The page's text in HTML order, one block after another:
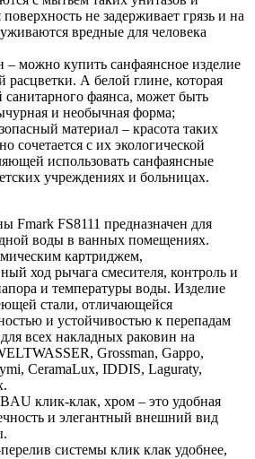
не задерживает грязь и на
вредные для человека
– можно купить санфаянсное изделие
А белой глине, которая
санитарного фаянса, может быть
и необычная форма;
материал – красота таких
сочетается с их экологической
использовать санфаянсные
учреждениях и больницах.
Fmark FS8111 предназначен для
воды в ванных помещениях.
картриджем,
ход рычага смесителя, контроль и
и температуры воды. Изделие
стали, отличающейся
и устойчивостью к перепадам
всех накладных раковин на
Grossman, Gappo,
CeramaLux, IDDIS, Laguraty,
клик-клак, хром – это удобная
и элегантный внешний вид
системы клик клак удобнее,